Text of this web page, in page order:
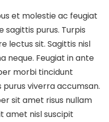
et molestie ac feugiat
sagittis purus. Turpis
lectus sit. Sagittis nisl
neque. Feugiat in ante
morbi tincidunt
viverra accumsan.
sit amet risus nullam
amet nisl suscipit